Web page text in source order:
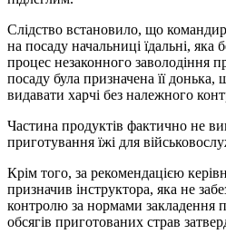
Слідство встановило, що
на посаду начальниці їдальні, яка
процес незаконного заволодіння
посаду була призначена її
видавати харчі без належного
Частина продуктів фактично не
приготування їжі для
Крім того, за рекомендацією
призначив інструктора, яка не
контролю за нормами закладення
обсягів приготованих страв